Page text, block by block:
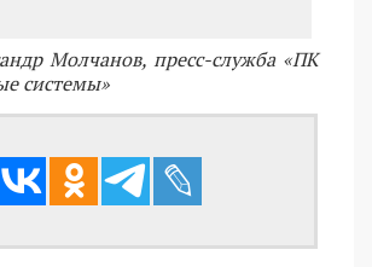
Молчанов, пресс-служба «ПК
системы»